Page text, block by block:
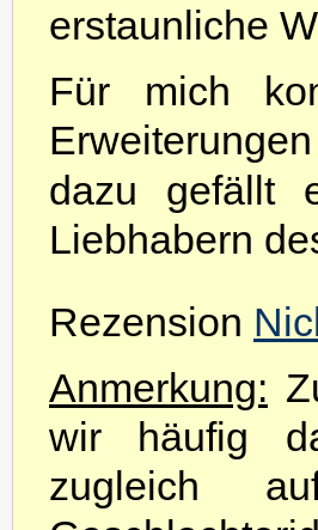
erstaunliche
Für mich
dazu gefällt
Liebhabern
Rezension
Anmerkung:
wir häufig
zugleich